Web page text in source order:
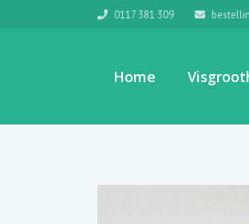
0117 381 309
Home